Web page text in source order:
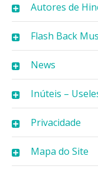
Autores de
Flash Back
News
Inúteis –
Privacidade
Mapa do Site